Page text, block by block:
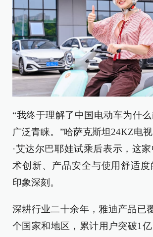
“我终于理解了中国电动车为什
广泛青睐。”哈萨克斯坦24KZ电
·艾达尔巴耶娃试乘后表示，这
术创新、产品安全与使用舒适
印象深刻。
深耕行业二十余年，雅迪产品已
个国家和地区，累计用户突破1